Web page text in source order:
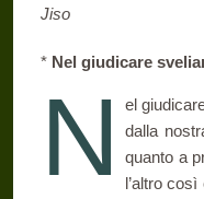
Jiso
* Nel giudicare
N
el
dalla
quanto a
l’al­tro